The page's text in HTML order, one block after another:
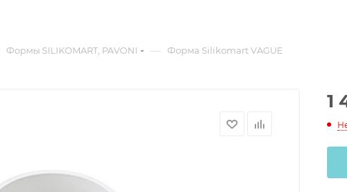
Формы SILIKOMART, PAVONI — Форма Silikomart VAGUE
1